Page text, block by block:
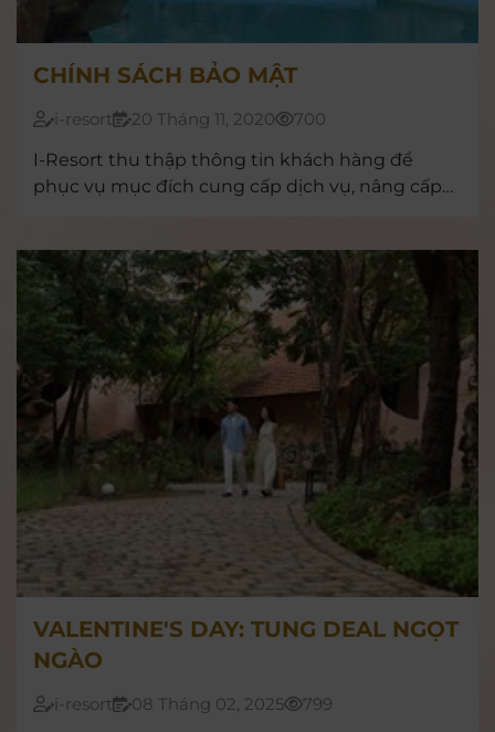
CHÍNH SÁCH BẢO MẬT
i-resort 20 Tháng 11, 2020
700
I-Resort thu thập thông tin khách hàng để
phục vụ mục đích cung cấp dịch vụ, nâng cấp
VALENTINE'S DAY: TUNG DEAL NGỌT
NGÀO
i-resort 08 Tháng 02, 2025
799